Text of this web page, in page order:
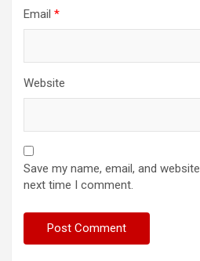
Email *
Website
Save my name, email, and
next time I comment.